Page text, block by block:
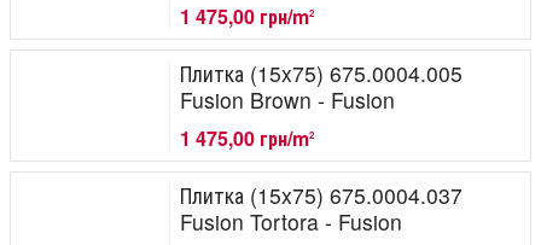
1 475,00 грн/m2
Плитка (15x75) 675.0004.005
Fusion Brown - Fusion
1 475,00 грн/m2
Плитка (15x75) 675.0004.037
Fusion Tortora - Fusion